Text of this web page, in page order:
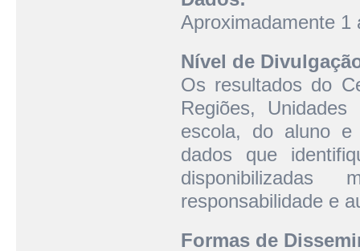
Aproximadamente 1
Nível de
Os resultados do
Regiões,
escola, do aluno e
dados que
responsabilidade e
Formas de